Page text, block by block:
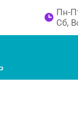
Пн-
Cб,